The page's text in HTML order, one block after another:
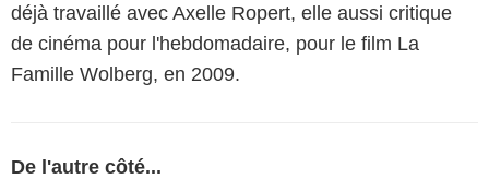
déjà travaillé avec Axelle Ropert, elle aussi critique
de cinéma pour l'hebdomadaire, pour le film La
Famille Wolberg, en 2009.
De l'autre côté...